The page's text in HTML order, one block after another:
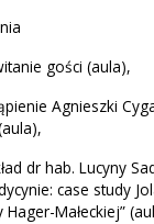
gości (aula),
Agnieszki
dr hab. Lucyny
case study
Małeckiej”